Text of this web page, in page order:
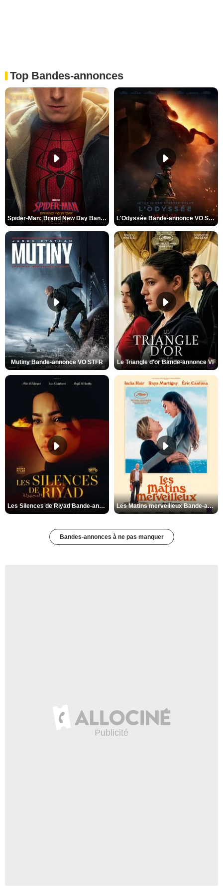
Top Bandes-annonces
Spider-Man: Brand New Day Bande-annonce VO STFR L'Odyssée Bande-annonce VO STFR
Mutiny Bande-annonce VO STFR Le Triangle d'or Bande-annonce VF
Les Silences de Riyad Bande-annonce VO STFR Les Matins merveilleux Bande-annonce VF
Bandes-annonces à ne pas manquer